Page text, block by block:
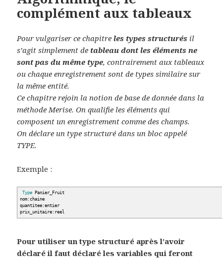
complément aux tableaux
Pour vulgariser ce chapitreles types structurés il
s’agit simplement de tableau dont les éléments ne
sont pas du même type, contrairement aux tableaux
ou chaque enregistrement sont de types similaire sur
la même entité.
Ce chapitre rejoin la notion de base de donnée dans la
méthode Merise. On qualifie les éléments qui
composent un enregistrement comme des champs.
On déclare un type structuré dans un bloc appelé
TYPE.
Exemple :
Type Panier_Fruit
nom:chaine
quantitee:entier
prix_unitaire:reel
Pour utiliser un type structuré après l’avoir
déclaré il faut déclaré les variables qui feront